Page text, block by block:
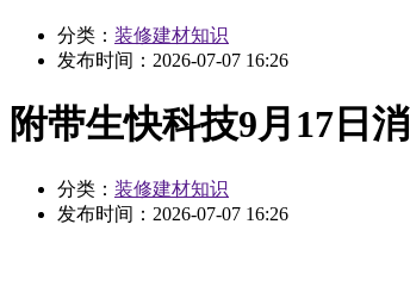
分类： 装修建材知识
发布时间： 2026-07-07 16:26
附带生快科技9月17日消
分类： 装修建材知识
发布时间： 2026-07-07 16:26